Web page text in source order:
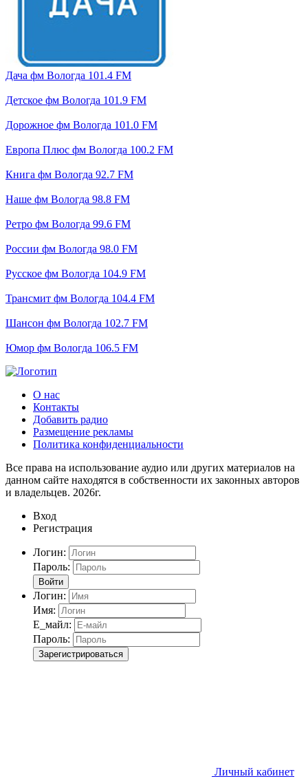
Дача фм Вологда 101.4 FM
Детское фм Вологда 101.9 FM
Дорожное фм Вологда 101.0 FM
Европа Плюс фм Вологда 100.2 FM
Книга фм Вологда 92.7 FM
Наше фм Вологда 98.8 FM
Ретро фм Вологда 99.6 FM
России фм Вологда 98.0 FM
Русское фм Вологда 104.9 FM
Трансмит фм Вологда 104.4 FM
Шансон фм Вологда 102.7 FM
Юмор фм Вологда 106.5 FM
О нас
Контакты
Добавить радио
Размещение рекламы
Политика конфиденциальности
Все права на использование аудио или других материалов на
данном сайте находятся в собственности их законных авторов
и владельцев. 2026г.
Вход
Регистрация
Логин:
Пароль:
Войти
Логин:
Имя:
Е_майл:
Пароль:
Зарегистрироваться
Личный кабинет